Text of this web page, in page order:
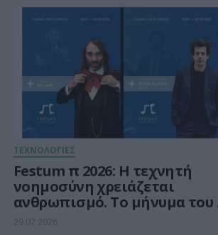
ΤΕΧΝΟΛΟΓΙΕΣ
Festum π 2026: Η τεχνητή
νοημοσύνη χρειάζεται
ανθρωπισμό. Το μήνυμα του
Δασκαλάκη από τα Χανιά
29.07.2026